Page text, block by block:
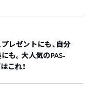
レゼントにも、自分
も。大人気のPAS-
これ！